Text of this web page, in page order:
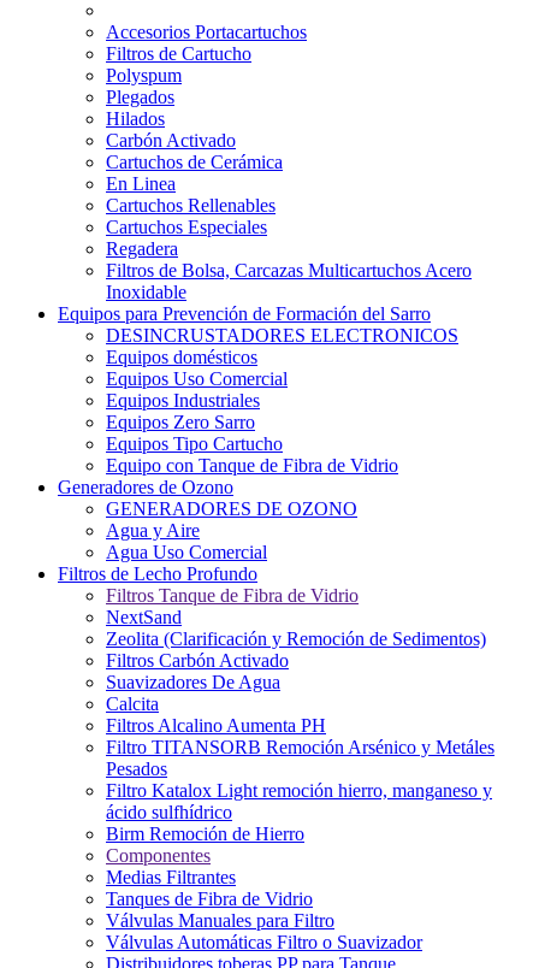
Accesorios Portacartuchos
Filtros de Cartucho
Polyspum
Plegados
Hilados
Carbón Activado
Cartuchos de Cerámica
En Linea
Cartuchos Rellenables
Cartuchos Especiales
Regadera
Filtros de Bolsa, Carcazas Multicartuchos Acero
Inoxidable
Equipos para Prevención de Formación del Sarro
DESINCRUSTADORES ELECTRONICOS
Equipos domésticos
Equipos Uso Comercial
Equipos Industriales
Equipos Zero Sarro
Equipos Tipo Cartucho
Equipo con Tanque de Fibra de Vidrio
Generadores de Ozono
GENERADORES DE OZONO
Agua y Aire
Agua Uso Comercial
Filtros de Lecho Profundo
Filtros Tanque de Fibra de Vidrio
NextSand
Zeolita (Clarificación y Remoción de Sedimentos)
Filtros Carbón Activado
Suavizadores De Agua
Calcita
Filtros Alcalino Aumenta PH
Filtro TITANSORB Remoción Arsénico y Metáles
Pesados
Filtro Katalox Light remoción hierro, manganeso y
ácido sulfhídrico
Birm Remoción de Hierro
Componentes
Medias Filtrantes
Tanques de Fibra de Vidrio
Válvulas Manuales para Filtro
Válvulas Automáticas Filtro o Suavizador
Distribuidores toberas PP para Tanque